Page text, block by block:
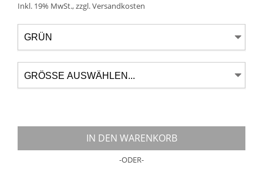
Inkl. 19% MwSt.,zzgl.Versandkosten
IN DEN WARENKORB
-ODER-